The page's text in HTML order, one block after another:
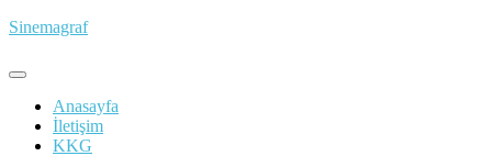
İçeriğe
Sinemagraf
Anasayfa
İletişim
KKG